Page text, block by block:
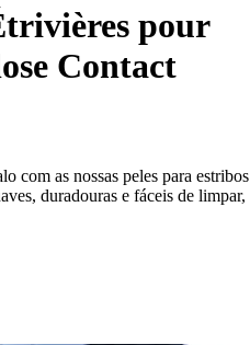
pour
Contact
com as nossas peles para estribos
duradouras e fáceis de limpar,